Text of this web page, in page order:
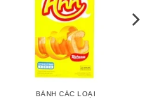
BÁNH CÁC LOẠI